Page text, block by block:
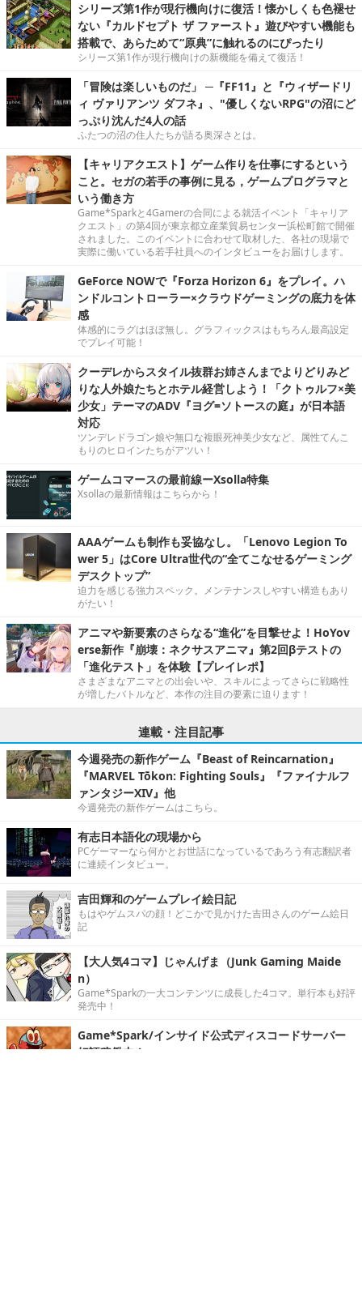
シリーズ第1作が現行機向けに復活！懐かしくも色褪せ
ない『カルドセプト ザ ファースト』遊びやすい機能も
搭載で、あらためて“原典”に触れるのにぴったり
シリーズ第1作が現行機向けの新機能を備えて復活！
「冒険は楽しいものだ」 ─『FF11』と『ウィザードリ
ィ ヴァリアンツ ダフネ』、"優しくないRPG"の沼にど
っぷり沈んだ4人の話
ふたつの沼の住人たちが語る奥深さとは。
【キャリアクエスト】ゲーム作りを仕事にするという
こと。セガの若手の事例に見る，ゲームプログラマと
いう働き方
Game*Sparkと4Gamerの合同による就活イベント「キャリア
クエスト」の第4回が東京都立産業貿易センター浜松町館で開催
されました。このイベントに合わせて取材した、各社の現場で
実際に働いている若手社員へのインタビューをお届けします。
GeForce NOWで『Forza Horizon 6』をプレイ。ハ
ンドルコントローラー×クラウドゲーミングの底力を体
感
体感的にラグはほぼ無し。グラフィックスはもちろん最高設定
でプレイ可能！
クーデレからスタイル抜群お姉さんまでよりどりみど
りな人外娘たちとホテル経営しよう！「クトゥルフ×美
少女」テーマのADV『ヨグ=ソトースの庭』が日本語
対応
ツンデレドラゴン娘や無口な複眼死神美少女など、属性てんこ
もりのヒロインたちがアツい！
ゲームコマースの最前線ーXsolla特集
Xsollaの最新情報はこちらから！
AAAゲームも制作も妥協なし。「Lenovo Legion To
wer 5」はCore Ultra世代の“全てこなせるゲーミング
デスクトップ”
迫力を感じる強力スペック。メンテナンスしやすい構造もあり
がたい！
アニマや新要素のさらなる“進化”を目撃せよ！HoYov
erse新作『崩壊：ネクサスアニマ』第2回βテストの
「進化テスト」を体験【プレイレポ】
さまざまなアニマとの出会いや、スキルによってさらに戦略性
が増したバトルなど、本作の注目の要素に迫ります！
連載・注目記事
今週発売の新作ゲーム『Beast of Reincarnation』
『MARVEL Tōkon: Fighting Souls』『ファイナルフ
ァンタジーXIV』他
今週発売の新作ゲームはこちら。
有志日本語化の現場から
PCゲーマーなら何かとお世話になっているであろう有志翻訳者
に連続インタビュー。
吉田輝和のゲームプレイ絵日記
もはやゲムスパの顔！どこかで見かけた吉田さんのゲーム絵日
記
【大人気4コマ】じゃんげま（Junk Gaming Maide
n）
Game*Sparkの一大コンテンツに成長した4コマ。単行本も好評
発売中！
Game*Spark/インサイド公式ディスコードサーバー
好評稼働中！